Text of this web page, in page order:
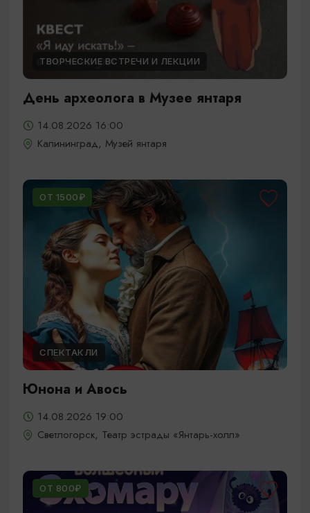
ТВОРЧЕСКИЕ ВСТРЕЧИ И ЛЕКЦИИ
День археолога в Музее янтаря
14.08.2026 16:00
Калининград, Музей янтаря
ОТ 1500₽
СПЕКТАКЛИ
Юнона и Авось
14.08.2026 19:00
Светлогорск, Театр эстрады «Янтарь-холл»
ОТ 800₽